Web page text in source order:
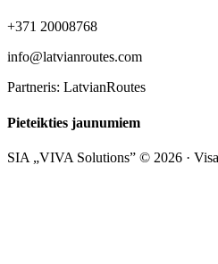
+371 20008768
info@latvianroutes.com
Partneris: LatvianRoutes
Pieteikties jaunumiem
SIA „VIVA Solutions” © 2026 ·